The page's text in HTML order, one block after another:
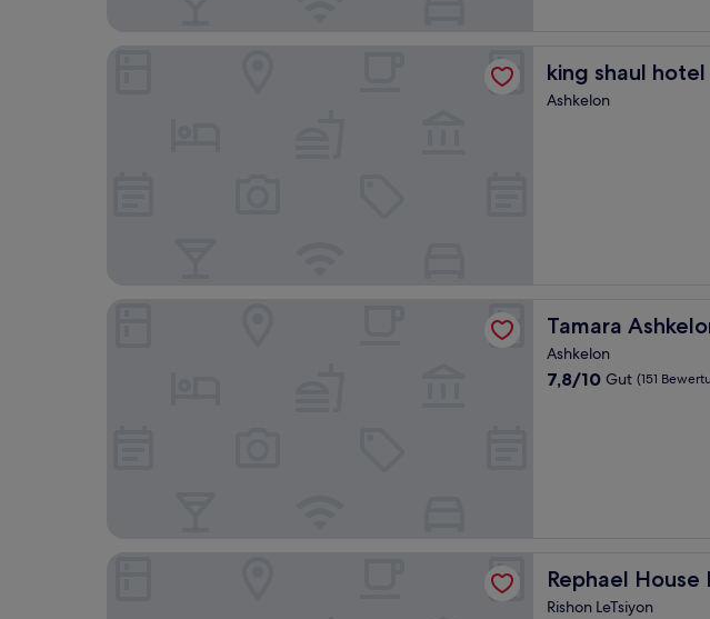
king shaul hotel
king shaul hotel
Ashkelon
Tamara
Tamara Ashkelon
Ashkelon
7.8
7,8/10 Gut (151
Rephael
Rephael House
Rishon LeTsiyon